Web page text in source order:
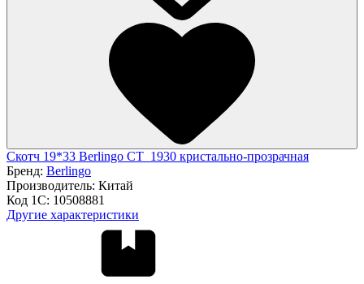
Скотч 19*33 Berlingo CT_1930 кристально-прозрачная
Бренд: Berlingo
Производитель: Китай
Код 1С: 10508881
Другие характеристики